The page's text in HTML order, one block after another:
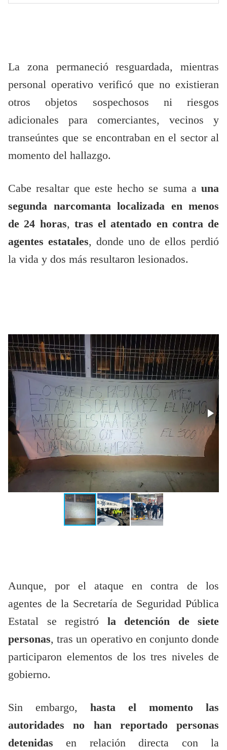
La zona permaneció resguardada, mientras
personal operativo verificó que no existieran
otros objetos sospechosos ni riesgos
adicionales para comerciantes, vecinos y
transeúntes que se encontraban en el sector al
momento del hallazgo.
Cabe resaltar que este hecho se suma a una
segunda narcomanta localizada en menos
de 24 horas, tras el atentado en contra de
agentes estatales, donde uno de ellos perdió
la vida y dos más resultaron lesionados.
Aunque, por el ataque en contra de los
agentes de la Secretaría de Seguridad Pública
Estatal se registró la detención de siete
personas, tras un operativo en conjunto donde
participaron elementos de los tres niveles de
gobierno.
Sin embargo, hasta el momento las
autoridades no han reportado personas
detenidas en relación directa con la